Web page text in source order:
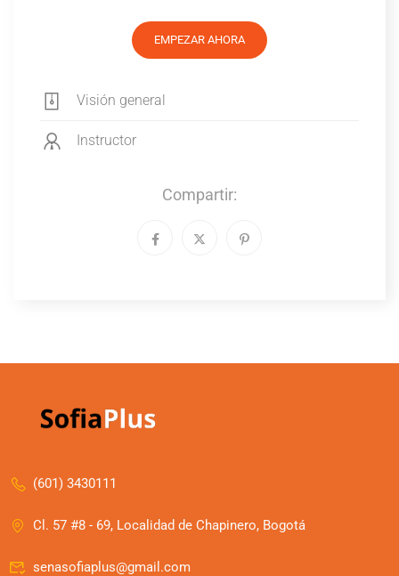
EMPEZAR AHORA
Visión general
Instructor
Compartir:
(601) 3430111
Cl. 57 #8 - 69, Localidad de Chapinero, Bogotá
senasofiaplus@gmail.com